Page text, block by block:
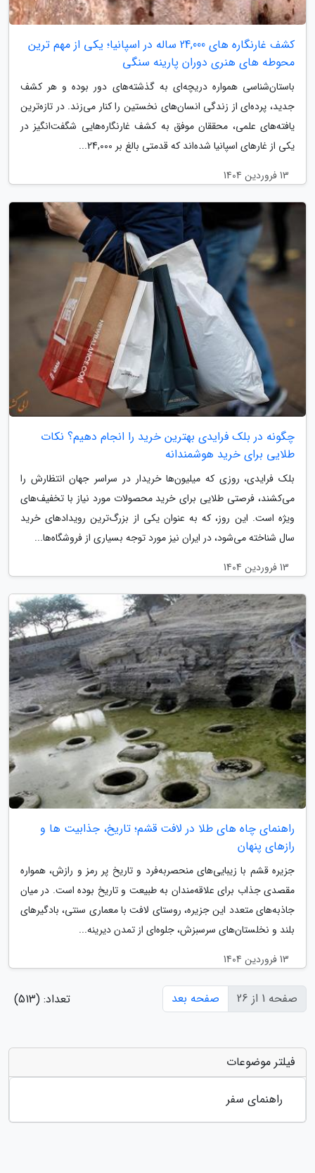
کشف غارنگاره های 24,000 ساله در اسپانیا؛ یکی از مهم ترین
محوطه های هنری دوران پارینه سنگی
باستان‌شناسی همواره دریچه‌ای به گذشته‌های دور بوده و هر کشف
جدید، پرده‌ای از زندگی انسان‌های نخستین را کنار می‌زند. در تازه‌ترین
یافته‌های علمی، محققان موفق به کشف غارنگاره‌هایی شگفت‌انگیز در
یکی از غارهای اسپانیا شده‌اند که قدمتی بالغ بر 24,000...
13 فروردین 1404
چگونه در بلک فرایدی بهترین خرید را انجام دهیم؟ نکات
طلایی برای خرید هوشمندانه
بلک فرایدی، روزی که میلیون‌ها خریدار در سراسر جهان انتظارش را
می‌کشند، فرصتی طلایی برای خرید محصولات مورد نیاز با تخفیف‌های
ویژه است. این روز، که به عنوان یکی از بزرگ‌ترین رویدادهای خرید
سال شناخته می‌شود، در ایران نیز مورد توجه بسیاری از فروشگاه‌ها...
13 فروردین 1404
راهنمای چاه های طلا در لافت قشم؛ تاریخ، جذابیت ها و
رازهای پنهان
جزیره قشم با زیبایی‌های منحصربه‌فرد و تاریخ پر رمز و رازش، همواره
مقصدی جذاب برای علاقه‌مندان به طبیعت و تاریخ بوده است. در میان
جاذبه‌های متعدد این جزیره، روستای لافت با معماری سنتی، بادگیرهای
بلند و نخلستان‌های سرسبزش، جلوه‌ای از تمدن دیرینه...
13 فروردین 1404
صفحه 1 از 26 صفحه بعد تعداد: (513)
فیلتر موضوعات
راهنمای سفر